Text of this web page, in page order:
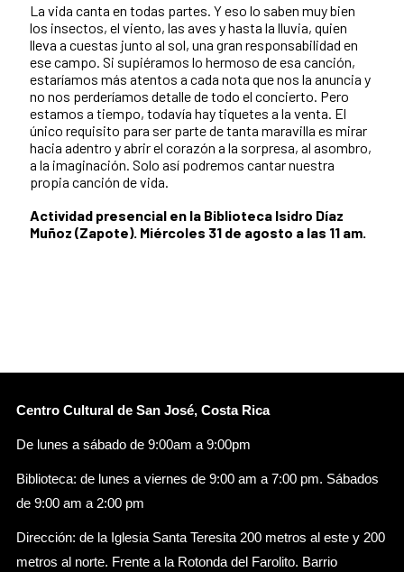
La vida canta en todas partes. Y eso lo saben muy bien
los insectos, el viento, las aves y hasta la lluvia, quien
lleva a cuestas junto al sol, una gran responsabilidad en
ese campo. Si supiéramos lo hermoso de esa canción,
estaríamos más atentos a cada nota que nos la anuncia y
no nos perderíamos detalle de todo el concierto. Pero
estamos a tiempo, todavía hay tiquetes a la venta. El
único requisito para ser parte de tanta maravilla es mirar
hacia adentro y abrir el corazón a la sorpresa, al asombro,
a la imaginación. Solo así podremos cantar nuestra
propia canción de vida.
Actividad presencial en la Biblioteca Isidro Díaz
Muñoz (Zapote). Miércoles 31 de agosto a las 11 am.
Centro Cultural de San José, Costa Rica
De lunes a sábado de 9:00am a 9:00pm
Biblioteca: de lunes a viernes de 9:00 am a 7:00 pm. Sábados
de 9:00 am a 2:00 pm
Dirección: de la Iglesia Santa Teresita 200 metros al este y 200
metros al norte. Frente a la Rotonda del Farolito. Barrio